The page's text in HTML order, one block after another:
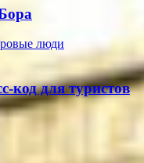
код для туристов